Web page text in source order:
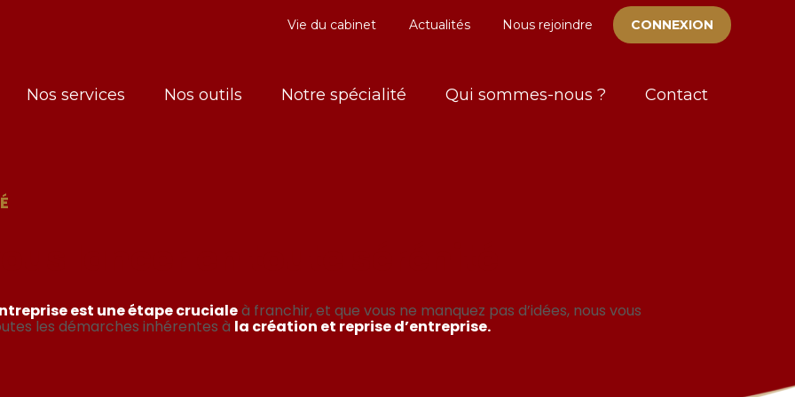
Vie du cabinet Actualités Nous rejoindre CONNEXION
Nos services Nos outils Notre spécialité Qui sommes-nous ? Contact
est une étape crucialeà franchir, et que vous ne manquez pas d’idées, nous vous
les démarches inhérentes à la création et reprise d’entreprise.